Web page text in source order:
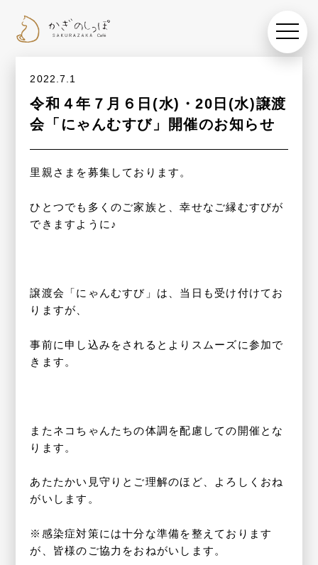
toggle
2022.7.1
令和４年７月６日(水)・20日(水)譲渡
会「にゃんむすび」開催のお知らせ
里親さまを募集しております。
ひとつでも多くのご家族と、幸せなご縁むすびが
できますように♪
譲渡会「にゃんむすび」は、当日も受け付けてお
りますが、
事前に申し込みをされるとよりスムーズに参加で
きます。
またネコちゃんたちの体調を配慮しての開催とな
ります。
あたたかい見守りとご理解のほど、よろしくおね
がいします。
※感染症対策には十分な準備を整えております
が、皆様のご協力をおねがいします。